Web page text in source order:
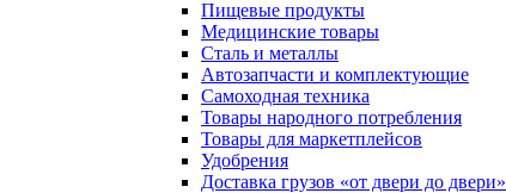
Пищевые продукты
Медицинские товары
Сталь и металлы
Автозапчасти и комплектующие
Самоходная техника
Товары народного потребления
Товары для маркетплейсов
Удобрения
Доставка грузов «от двери до двери»